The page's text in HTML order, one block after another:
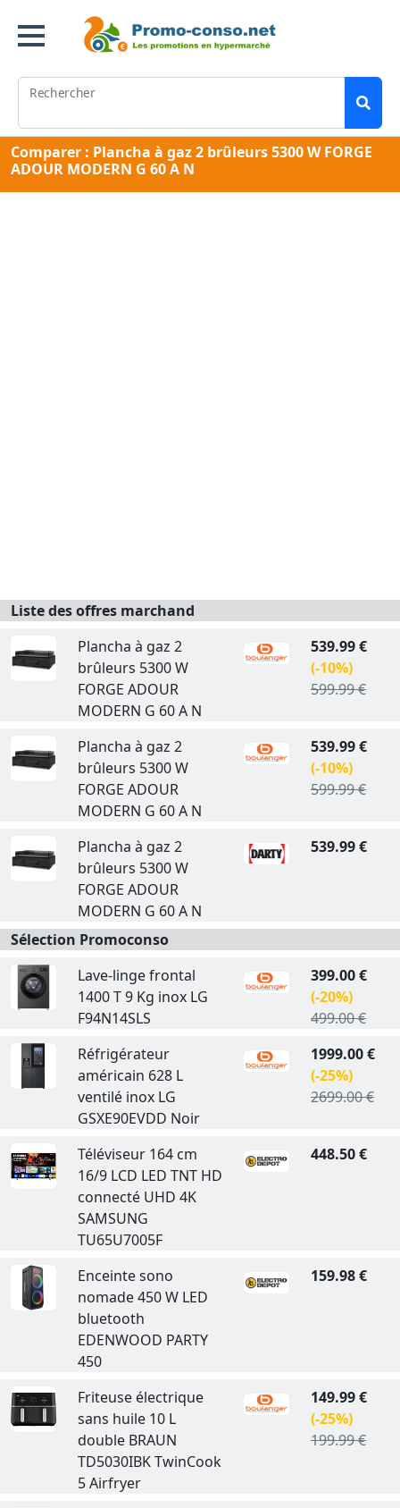
Rechercher
Comparer : Plancha à gaz 2 brûleurs 5300 W FORGE
ADOUR MODERN G 60 A N
Liste des offres marchand
Plancha à gaz 2
brûleurs 5300 W
FORGE ADOUR
MODERN G 60 A N
539.99 €
(-10%)
599.99 €
Plancha à gaz 2
brûleurs 5300 W
FORGE ADOUR
MODERN G 60 A N
539.99 €
(-10%)
599.99 €
Plancha à gaz 2
brûleurs 5300 W
FORGE ADOUR
MODERN G 60 A N
539.99 €
Sélection Promoconso
Lave-linge frontal
1400 T 9 Kg inox LG
F94N14SLS
399.00 €
(-20%)
499.00 €
Réfrigérateur
américain 628 L
ventilé inox LG
GSXE90EVDD Noir
1999.00 €
(-25%)
2699.00 €
Téléviseur 164 cm
16/9 LCD LED TNT HD
connecté UHD 4K
SAMSUNG
TU65U7005F
448.50 €
Enceinte sono
nomade 450 W LED
bluetooth
EDENWOOD PARTY
450
159.98 €
Friteuse électrique
sans huile 10 L
double BRAUN
TD5030IBK TwinCook
5 Airfryer
149.99 €
(-25%)
199.99 €